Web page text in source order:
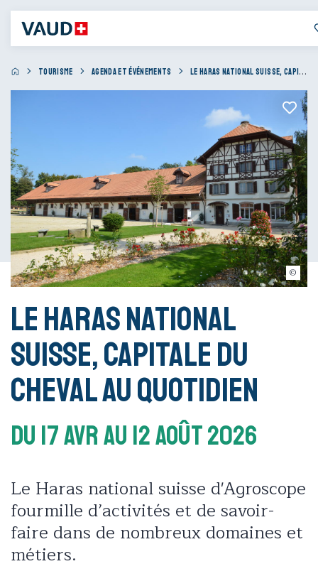
TOURISME AGENDA ET ÉVÉNEMENTS LE HARAS NATIONAL SUISSE, CAPITALE DU CHEVAL AU QUOTIDIEN
harasnational.ch
Le Haras national
suisse, capitale du
cheval au quotidien
Du 17 AvrAu 12 Août 2026
Le Haras national suisse d'Agroscope
fourmille d’activités et de savoir-
faire dans de nombreux domaines et
métiers.